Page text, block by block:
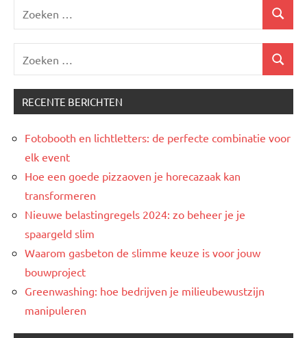
naar:
Zoeken
naar:
Zoeken
RECENTE BERICHTEN
Fotobooth en lichtletters: de perfecte combinatie voor
elk event
Hoe een goede pizzaoven je horecazaak kan
transformeren
Nieuwe belastingregels 2024: zo beheer je je
spaargeld slim
Waarom gasbeton de slimme keuze is voor jouw
bouwproject
Greenwashing: hoe bedrijven je milieubewustzijn
manipuleren